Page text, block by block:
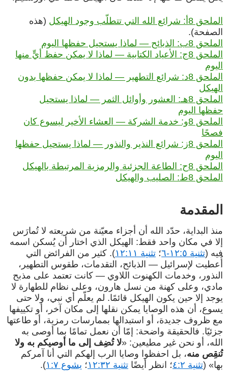
الملحق 8أ: شرائع الله التي تتطلّب وجود الهيكل
(هذه
الصفحة).
الملحق 8ب: الذبائح — لماذا يستحيل حفظها اليوم
الملحق 8ج: الأعياد الكتابية — لماذا لا يمكن حفظ أيٍّ منها
اليوم
الملحق 8د: شرائع التطهير — لماذا لا يمكن حفظها بدون
الهيكل
الملحق 8هـ: العشور وأوائل الثمر — لماذا يستحيل
حفظها اليوم
الملحق 8و: خدمة الشركة — العشاء الأخير ليسوع كان
فصحًا
الملحق 8ز: شرائع النذير والنذور — لماذا يستحيل حفظها
اليوم
الملحق 8ح: الطاعة الجزئية والرمزية المرتبطة بالهيكل
الملحق 8ط: الصليب والهيكل
المقدمة
منذ البداية، حدّد الله أن أجزاء معيّنة من شريعته لا تُمارَس
إلا في مكان واحد فقط: الهيكل الذي اختار أن يُسكن اسمه
فيه (تثنية ١٢:٥-٦ ؛ تثنية ١٢:١١
). كثير من الفرائض التي
أُعطيت لإسرائيل — الذبائح، التقدمات، طقوس التطهير،
النذور، وخدمات الكهنوت اللاوي — كانت تعتمد على مذبح
مادي، وعلى كهنة من نسل هارون، وعلى نظام للطهارة لا
يوجد إلا حين يكون الهيكل قائمًا. لم يعلّم أي نبي، ولا حتى
يسوع، أن هذه الوصايا يمكن نقلها إلى مكان آخر، أو تكييفها
مع ظروف جديدة، أو استبدالها بممارسات رمزية، أو طاعتها
جزئيًا. فالحقيقة واضحة: إمّا أن نعمل تمامًا بما أوصى به
الله، أو نحن غير مطيعين: «لا تُضِف إلى ما أوصيكم به ولا
تُنقِص منه، بل احفظوا وصايا الرب إلهكم التي أنا آمركم
بها» (تثنية ٤:٢ ؛ انظر أيضًا تثنية ١٢:٣٢ ؛ يشوع ١:٧ ).